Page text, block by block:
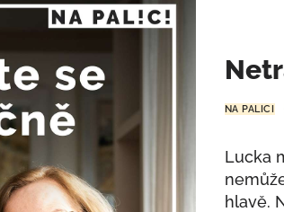
NA PALICI
Lucka
hlavě.